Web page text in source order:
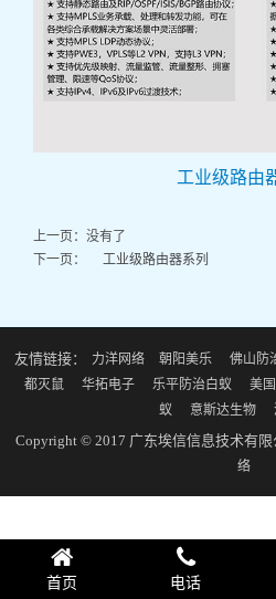
工业级路由
上一页：没有了
下一页：
工业级路由器系列
友情链接： 力洋网络 朝阳美乐 佛山防
都灭鼠
华拓电子 乐平防治白蚁 美
蚁
意斯达生物
Copyright © 2017 广东埃信信息技术有限
络
首页 电话